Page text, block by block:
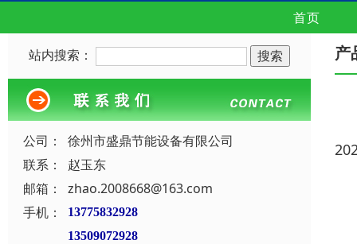
首页
站内搜索：
公司：
徐州市盛鼎节能设备有限公司
联系：
赵玉东
邮箱：
zhao.2008668@163.com
手机：
13775832928
13509072928
产